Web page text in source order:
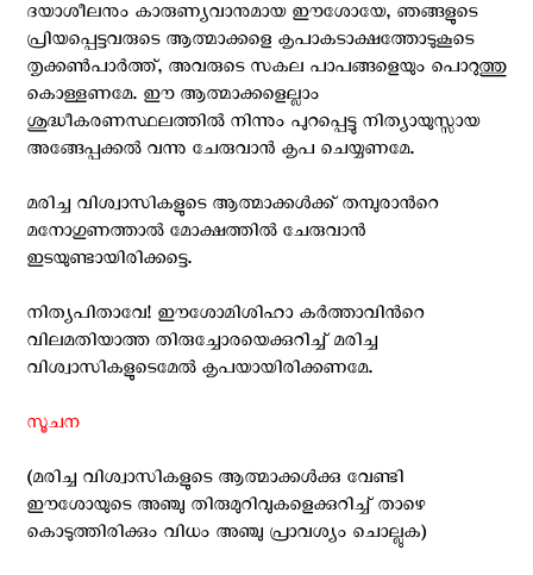
ദയാശീലനും കാരുണ്യവാനുമായ ഈശോയേ, ഞങ്ങളുടെ
പ്രിയപ്പെട്ടവരുടെ ആത്മാക്കളെ കൃപാകടാക്ഷത്തോടുകൂടെ
തൃക്കണ്‍‍പാര്‍ത്ത്, അവരുടെ സകല പാപങ്ങളെയും പൊറുത്തു
കൊള്ളണമേ. ഈ ആത്മാക്കളെല്ലാം
ശുദ്ധീകരണസ്ഥലത്തില്‍ നിന്നും പുറപ്പെട്ടു നിത്യായുസ്സായ
അങ്ങേപ്പക്കല്‍ വന്നു ചേരുവാന്‍ കൃപ ചെയ്യണമേ.
മരിച്ച വിശ്വാസികളുടെ ആത്മാക്കള്‍ക്ക് തമ്പുരാന്‍റെ
മനോഗുണത്താല്‍ മോക്ഷത്തില്‍ ചേരുവാന്‍
ഇടയുണ്ടായിരിക്കട്ടെ.
നിത്യപിതാവേ! ഈശോമിശിഹാ കര്‍ത്താവിന്‍റെ
വിലമതിയാത്ത തിരുച്ചോരയെക്കുറിച്ച് മരിച്ച
വിശ്വാസികളുടെമേല്‍ കൃപയായിരിക്കണമേ.
സൂചന
(മരിച്ച വിശ്വാസികളുടെ ആത്മാക്കള്‍ക്കു വേണ്ടി
ഈശോയുടെ അഞ്ചു തിരുമുറിവുകളെക്കുറിച്ച് താഴെ
കൊടുത്തിരിക്കും വിധം അഞ്ചു പ്രാവശ്യം ചൊല്ലുക)